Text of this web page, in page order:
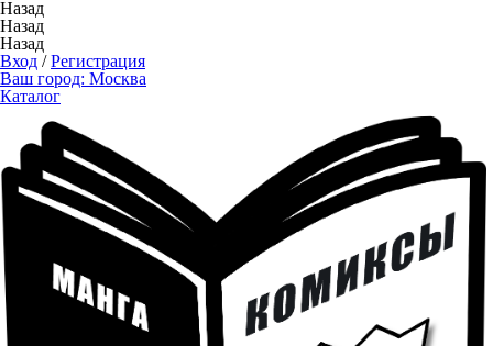
Назад
Назад
Назад
Вход /Регистрация
Ваш город: Москва
Каталог